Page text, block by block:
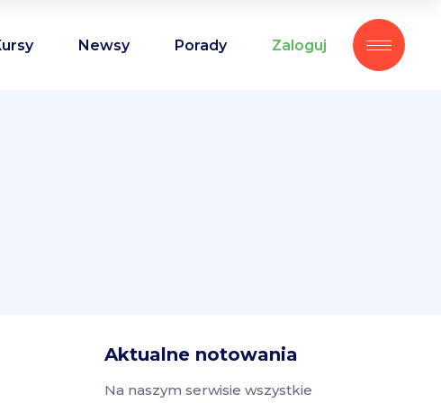
Newsy Porady Zaloguj
Aktualne notowania
Na naszym serwisie wszystkie